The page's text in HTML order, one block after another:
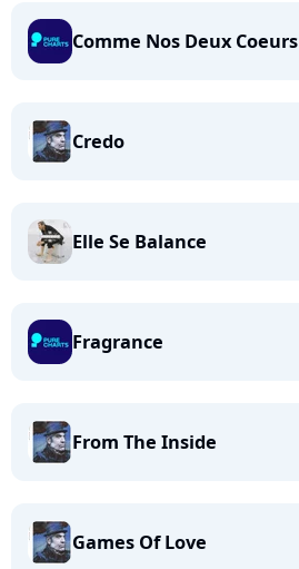
Comme Nos Deux Coeurs
Credo
Elle Se Balance
Fragrance
From The Inside
Games Of Love